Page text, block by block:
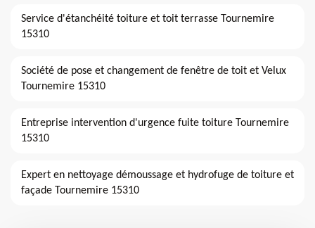
Service d'étanchéité toiture et toit terrasse Tournemire
15310
Société de pose et changement de fenêtre de toit et Velux
Tournemire 15310
Entreprise intervention d'urgence fuite toiture Tournemire
15310
Expert en nettoyage démoussage et hydrofuge de toiture et
façade Tournemire 15310